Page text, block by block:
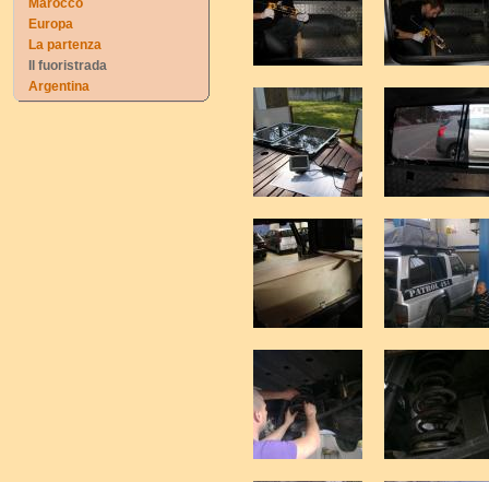
Marocco
Europa
La partenza
Il fuoristrada
Argentina